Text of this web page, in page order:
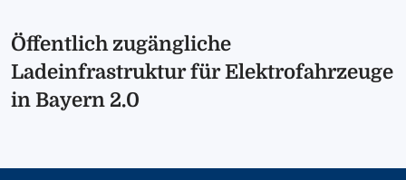
Öffentlich zugängliche
Ladeinfrastruktur für Elektrofahrzeuge
in Bayern 2.0